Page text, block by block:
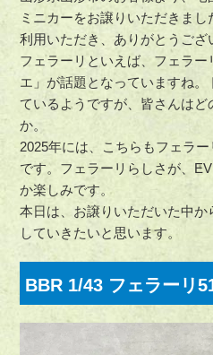
ミニカーをお譲りいただきま
利用いただき、ありがとうござ
フェラーリといえば、フェラ
エ」が話題となっていますね
ているようですが、皆さんはど
か。
2025年には、こちらもフェラ
です。フェラーリらしさが、
か楽しみです。
本日は、お譲りいただいた中
していきたいと思います。
BBR 1/43 フェラーリ